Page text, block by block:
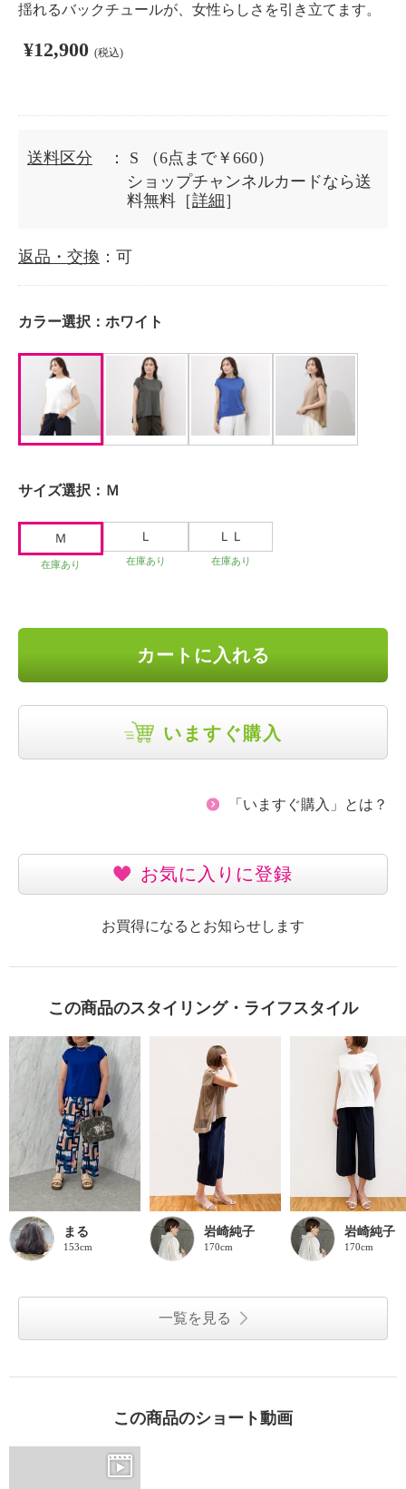
揺れるバックチュールが、女性らしさを引き立てます。
¥12,900 (税込)
送料区分 ： S
（6点まで￥660）
ショップチャンネルカードなら送
料無料［詳細 ］
返品・交換 ：可
カラー選択： ホワイト
サイズ選択： Ｍ
Ｍ
在庫あり
Ｌ
在庫あり
ＬＬ
在庫あり
カートに入れる
いますぐ購入
「いますぐ購入」とは？
お気に入りに登録
お買得になるとお知らせします
この商品のスタイリング・ライフスタイル
まる
153cm
岩崎純子
170cm
岩崎純子
170cm
一覧を見る
この商品のショート動画